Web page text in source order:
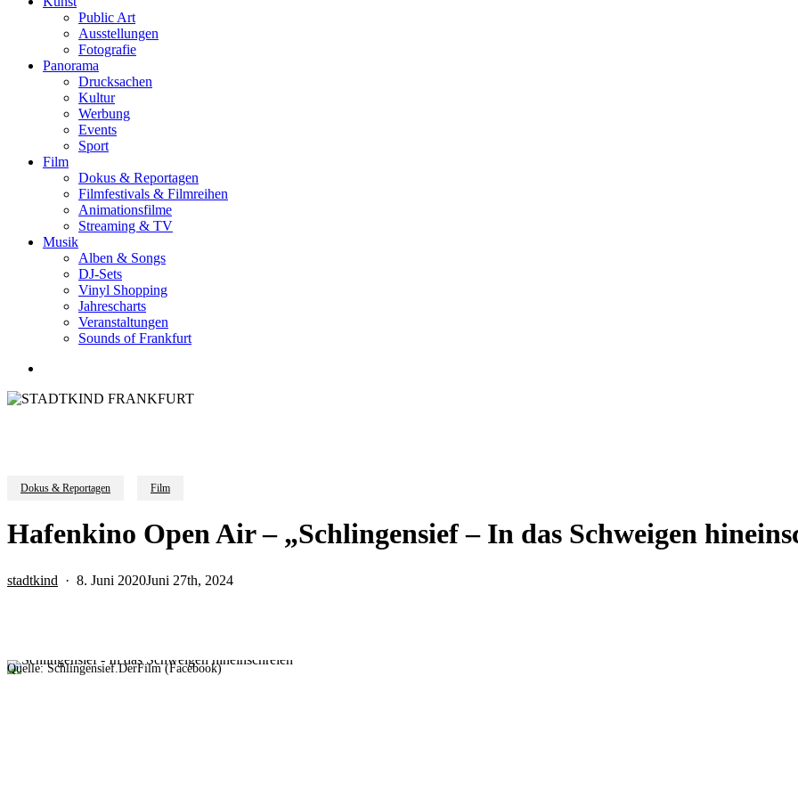
Public Art
Ausstellungen
Fotografie
Panorama
Drucksachen
Kultur
Werbung
Events
Sport
Film
Dokus & Reportagen
Filmfestivals & Filmreihen
Animationsfilme
Streaming & TV
Musik
Alben & Songs
DJ-Sets
Vinyl Shopping
Jahrescharts
Veranstaltungen
Sounds of Frankfurt
Dokus & Reportagen Film
Hafenkino Open Air – „Schlingensief – In das Schweigen
stadtkind 8. Juni 2020Juni 27th, 2024
Quelle: Schlingensief.DerFilm (Facebook)